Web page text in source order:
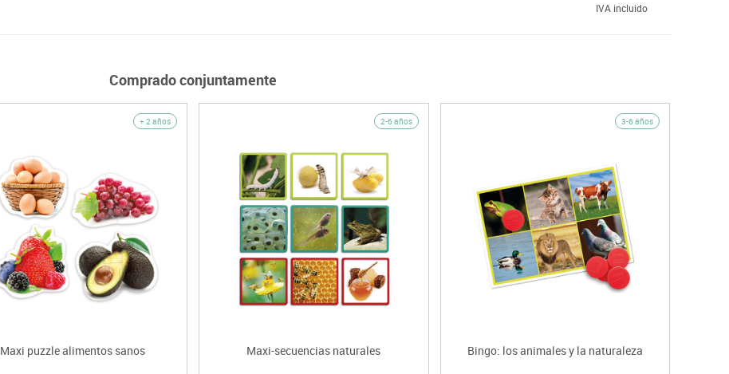
IVA incluido
Comprado conjuntamente
+ 2 años
Maxi puzzle alimentos sanos
2-6 años
Maxi-secuencias naturales
3-6 años
Bingo: los animales y la naturaleza